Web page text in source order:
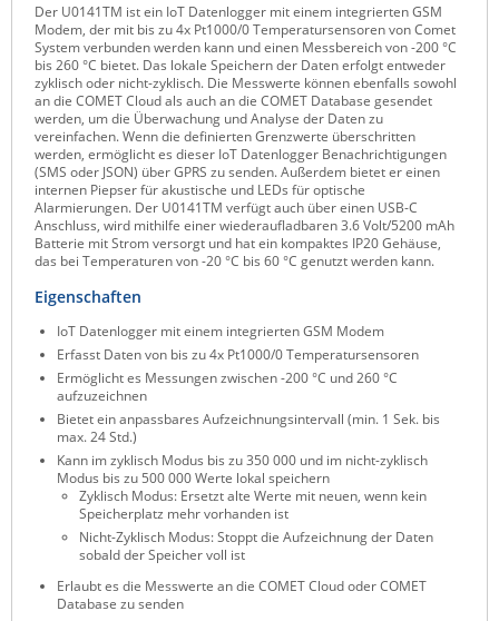
Siretta
SIRIO Antenne
Sunbird
Tactical Software
TEKTELIC
Teltonika
Unwired Networks
Westermo
Yuasa
ZPE Systems
News zu unseren Herstellern
Der U0141TM ist ein IoT Datenlogger mit einem integrierten GSM
Modem, der mit bis zu 4x Pt1000/0 Temperatursensoren von Comet
System verbunden werden kann und einen Messbereich von -200 °C
bis 260 °C bietet. Das lokale Speichern der Daten erfolgt entweder
zyklisch oder nicht-zyklisch. Die Messwerte können ebenfalls sowohl
an die COMET Cloud als auch an die COMET Database gesendet
werden, um die Überwachung und Analyse der Daten zu
vereinfachen. Wenn die definierten Grenzwerte überschritten
werden, ermöglicht es dieser IoT Datenlogger Benachrichtigungen
(SMS oder JSON) über GPRS zu senden. Außerdem bietet er einen
internen Piepser für akustische und LEDs für optische
Alarmierungen. Der U0141TM verfügt auch über einen USB-C
Anschluss, wird mithilfe einer wiederaufladbaren 3.6 Volt/5200 mAh
Batterie mit Strom versorgt und hat ein kompaktes IP20 Gehäuse,
das bei Temperaturen von -20 °C bis 60 °C genutzt werden kann.
Eigenschaften
IoT Datenlogger mit einem integrierten GSM Modem
Erfasst Daten von bis zu 4x Pt1000/0 Temperatursensoren
Ermöglicht es Messungen zwischen -200 °C und 260 °C
aufzuzeichnen
Bietet ein anpassbares Aufzeichnungsintervall (min. 1 Sek. bis
max. 24 Std.)
Kann im zyklisch Modus bis zu 350 000 und im nicht-zyklisch
Modus bis zu 500 000 Werte lokal speichern
Zyklisch Modus: Ersetzt alte Werte mit neuen, wenn kein
Speicherplatz mehr vorhanden ist
Nicht-Zyklisch Modus: Stoppt die Aufzeichnung der Daten
sobald der Speicher voll ist
Erlaubt es die Messwerte an die COMET Cloud oder COMET
Database zu senden